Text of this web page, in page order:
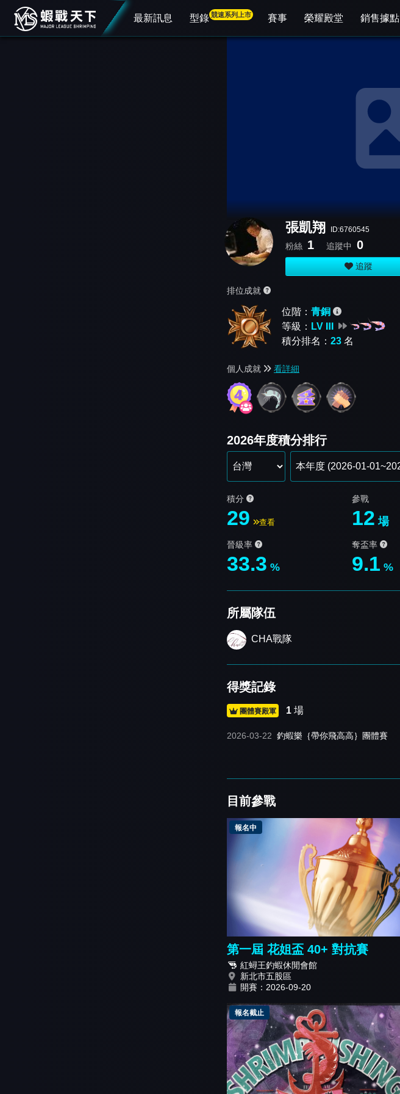
最新訊息 型錄競速系列上市 賽事 榮耀殿堂 銷售據點
張凱翔 ID:6760545
粉絲 1 追蹤中 0
追蹤
排位成就
位階： 青銅
等級： LV Ⅲ
積分排名： 23 名
個人成就 看詳細
2026年度積分排行
積分
29 查看
參戰
12場
晉級率
33.3%
奪盃率
9.1 %
所屬隊伍
CHA戰隊
得獎記錄
團體賽殿軍 1 場
2026-03-22 釣蝦樂｛帶你飛高高｝團體賽
目前參戰
報名中
第一屆 花姐盃 40+ 對抗賽
紅蟳王釣蝦休閒會館
新北市五股區
開賽：2026-09-20
報名截止